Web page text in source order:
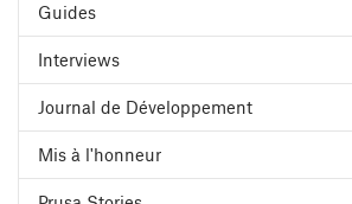
Guides
Interviews
Journal de Développement
Mis à l'honneur